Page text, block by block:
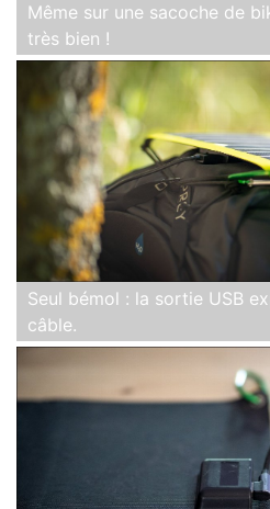
Même sur une sacoche de
très bien !
Seul bémol : la sortie USB
câble.